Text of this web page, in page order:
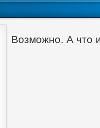
Возможно. А что